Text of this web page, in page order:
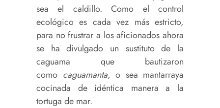
sea el caldillo. Como el control
ecológico es cada vez más estricto,
para no frustrar a los aficionados ahora
se ha divulgado un sustituto de la
caguama que bautizaron
como caguamanta, o sea mantarraya
cocinada de idéntica manera a la
tortuga de mar.